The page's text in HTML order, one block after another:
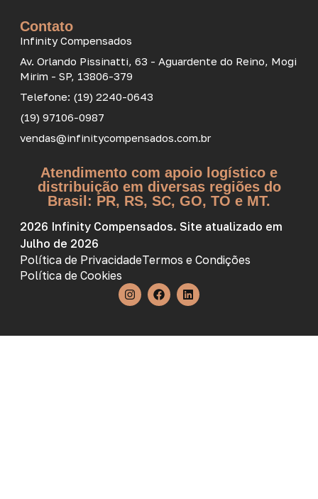
Contato
Infinity Compensados
Av. Orlando Pissinatti, 63 - Aguardente do Reino, Mogi
Mirim - SP, 13806-379
Telefone: (19) 2240-0643
(19) 97106-0987
vendas@infinitycompensados.com.br
Atendimento com apoio logístico e
distribuição em diversas regiões do
Brasil: PR, RS, SC, GO, TO e MT.
2026 Infinity Compensados. Site atualizado em
Julho de 2026
Política de PrivacidadeTermos e Condições
Política de Cookies